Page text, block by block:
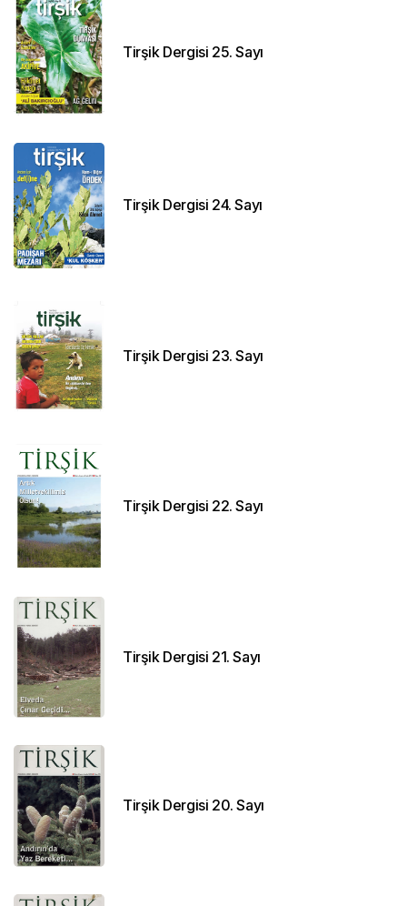
Tirşik Dergisi 25. Sayı
Tirşik Dergisi 24. Sayı
Tirşik Dergisi 23. Sayı
Tirşik Dergisi 22. Sayı
Tirşik Dergisi 21. Sayı
Tirşik Dergisi 20. Sayı